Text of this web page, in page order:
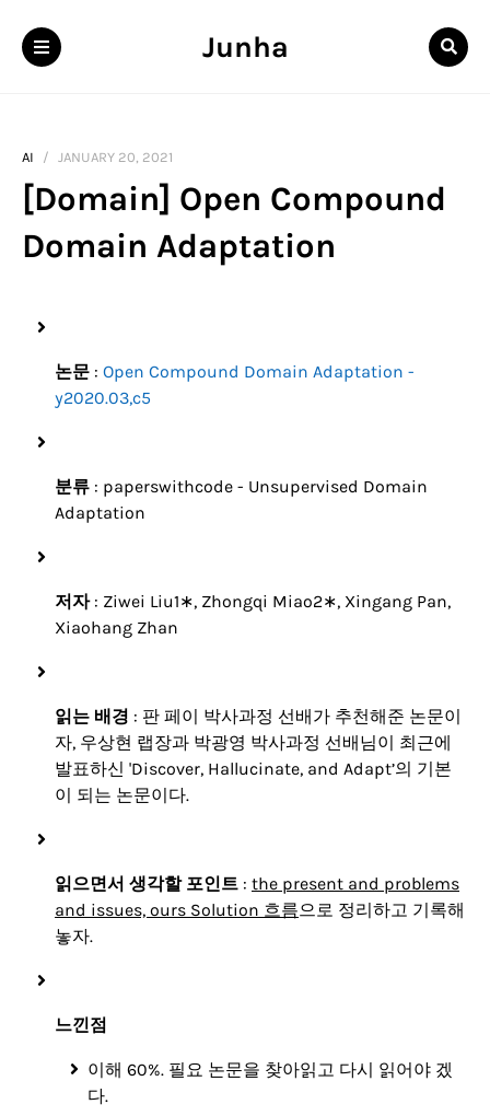
Junha
AI JANUARY 20, 2021
[Domain] Open Compound
Domain Adaptation
논문 : Open Compound Domain Adaptation -
y2020.03,c5
분류 : paperswithcode - Unsupervised Domain
Adaptation
저자: Ziwei Liu1∗, Zhongqi Miao2∗, Xingang Pan,
Xiaohang Zhan
읽는 배경 : 판 페이 박사과정 선배가 추천해준 논문이
자, 우상현 랩장과 박광영 박사과정 선배님이 최근에
발표하신 'Discover, Hallucinate, and Adapt’의 기본
이 되는 논문이다.
읽으면서 생각할 포인트 : the present and problems
and issues, ours Solution 흐름으로 정리하고 기록해
놓자.
느낀점
이해 60%. 필요 논문을 찾아읽고 다시 읽어야 겠
다.